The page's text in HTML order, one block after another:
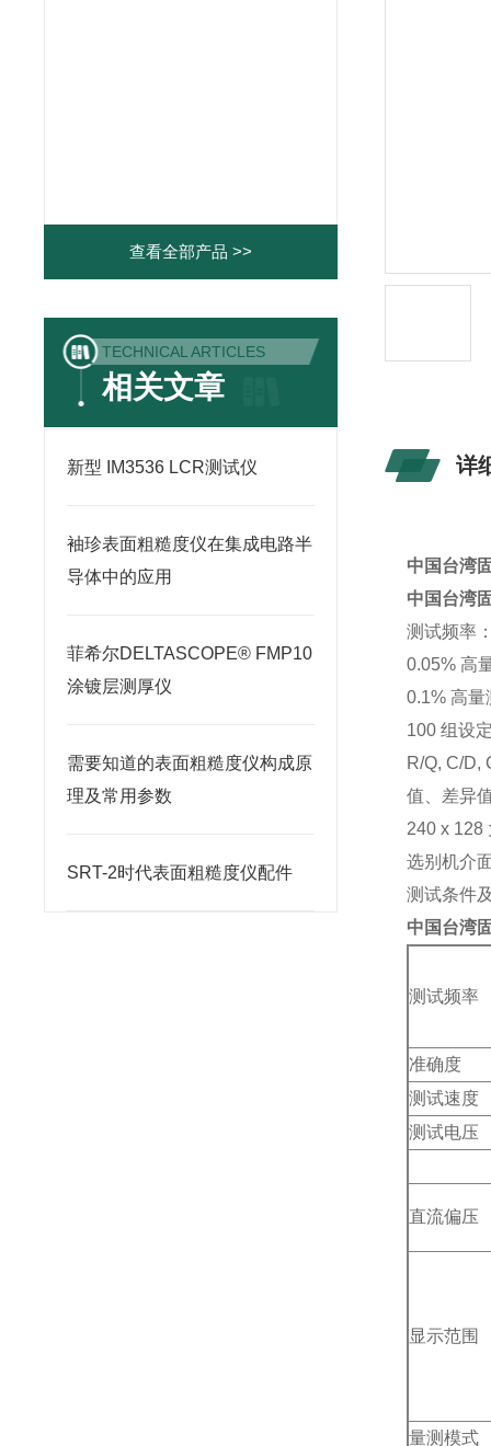
查看全部产品 >>
TECHNICAL ARTICLES
相关文章
新型 IM3536 LCR测试仪
袖珍表面粗糙度仪在集成电路半
导体中的应用
菲希尔DELTASCOPE® FMP10
涂镀层测厚仪
需要知道的表面粗糙度仪构成原
理及常用参数
SRT-2时代表面粗糙度仪配件
详
中国台湾
中国台湾
测试频率
0.05% 高
0.1% 高
100 组设
R/Q, C/D,
值、差异
240 x 128
选别机介
测试条件
中国台湾
测试频率
准确度
测试速度
测试电压
直流偏压
显示范围
量测模式